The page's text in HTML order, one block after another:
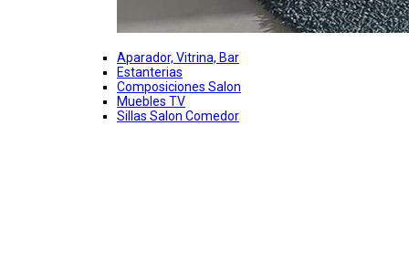
Aparador, Vitrina, Bar
Estanterias
Composiciones Salon
Muebles TV
Sillas Salon Comedor